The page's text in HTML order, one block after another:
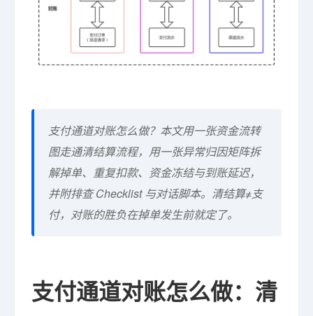
支付通道对账怎么做？本文用一张资金流转
图走通清结算流程，用一张异常归因矩阵拆
解掉单、重复扣款、资金冻结与到账延迟，
并附排查 Checklist 与对话脚本。清结算≠支
付，对账的胜负在掉单发生前就定了。
支付通道对账怎么做：清